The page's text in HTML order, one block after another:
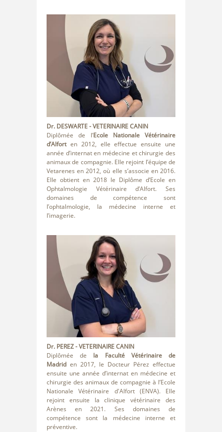
Dr. DESWARTE- VETERINAIRE CANIN
Diplômée de l’Ecole Nationale Vétérinaire
d’Alforten 2012, elle effectue ensuite une
année d’internat en médecine et chirurgie des
animaux de compagnie. Elle rejoint l’équipe de
Vetarenes en 2012, où elle s’associe en 2016.
Elle obtient en 2018 le Diplôme d’Ecole en
Ophtalmologie Vétérinaire d’Alfort. Ses
domaines de compétence sont
l’ophtalmologie, la médecine interne et
l’imagerie.
Dr. PEREZ- VETERINAIRE CANIN
Diplômée de la Faculté Vétérinaire de
Madrid en 2017, le Docteur Pérez effectue
ensuite une année d’internat en médecine et
chirurgie des animaux de compagnie à l’Ecole
Nationale Vétérinaire d'Alfort (ENVA). Elle
rejoint ensuite la clinique vétérinaire des
Arènes en 2021. Ses domaines de
compétence sont la médecine interne et
préventive.